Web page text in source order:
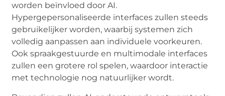
worden beïnvloed door AI.
Hypergepersonaliseerde interfaces zullen steeds
gebruikelijker worden, waarbij systemen zich
volledig aanpassen aan individuele voorkeuren.
Ook spraakgestuurde en multimodale interfaces
zullen een grotere rol spelen, waardoor interactie
met technologie nog natuurlijker wordt.